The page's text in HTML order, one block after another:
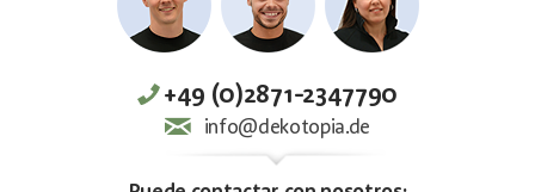
+49 (0)2871-2347790
info@dekotopia.de